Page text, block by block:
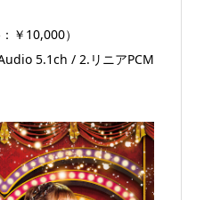
￥10,000）
5.1ch / 2.リニアPCM